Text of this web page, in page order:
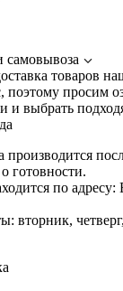
самовывоза
товаров
поэтому просим
и выбрать
производится
готовности.
по адресу:
вторник,